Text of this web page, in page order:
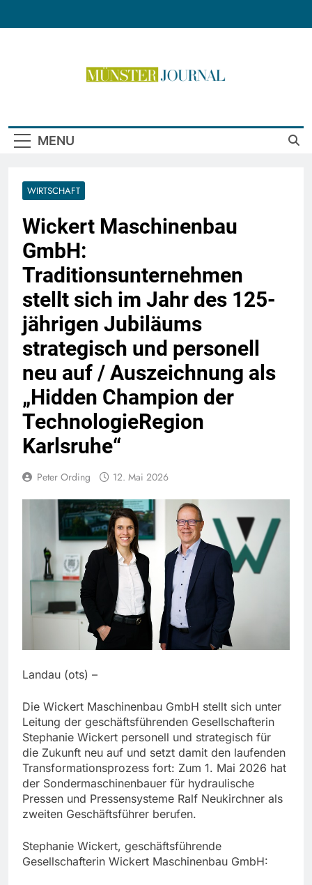
MENU
WIRTSCHAFT
Wickert Maschinenbau
GmbH:
Traditionsunternehmen
stellt sich im Jahr des 125-
jährigen Jubiläums
strategisch und personell
neu auf / Auszeichnung als
„Hidden Champion der
TechnologieRegion
Karlsruhe“
Peter Ording 12. Mai 2026
Landau (ots) –
Die Wickert Maschinenbau GmbH stellt sich unter
Leitung der geschäftsführenden Gesellschafterin
Stephanie Wickert personell und strategisch für
die Zukunft neu auf und setzt damit den laufenden
Transformationsprozess fort: Zum 1. Mai 2026 hat
der Sondermaschinenbauer für hydraulische
Pressen und Pressensysteme Ralf Neukirchner als
zweiten Geschäftsführer berufen.
Stephanie Wickert, geschäftsführende
Gesellschafterin Wickert Maschinenbau GmbH: